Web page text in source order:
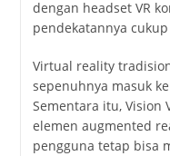
dengan headset VR
pendekatannya
Virtual reality
sepenuhnya masuk
Sementara itu, Vision
elemen augmented
pengguna tetap bisa